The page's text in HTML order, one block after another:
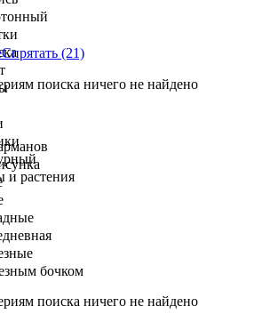
и растения
Спрятать (21)
поиска ничего не найдено
бочком
поиска ничего не найдено